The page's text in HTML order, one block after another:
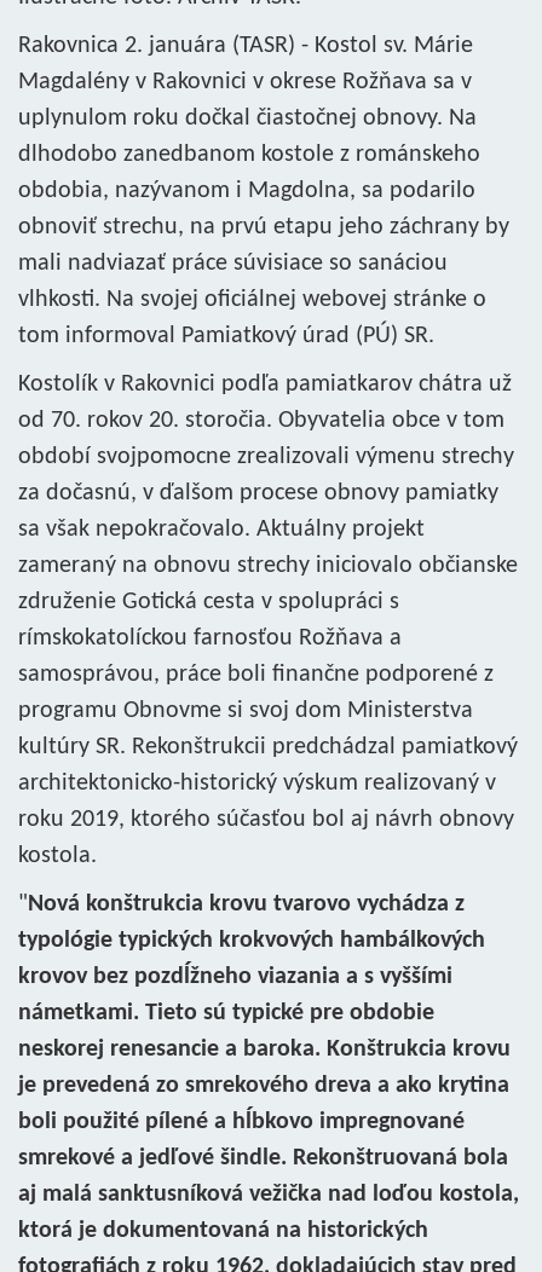
Rakovnica 2. januára (TASR) - Kostol sv. Márie
Magdalény v Rakovnici v okrese Rožňava sa v
uplynulom roku dočkal čiastočnej obnovy. Na
dlhodobo zanedbanom kostole z románskeho
obdobia, nazývanom i Magdolna, sa podarilo
obnoviť strechu, na prvú etapu jeho záchrany by
mali nadviazať práce súvisiace so sanáciou
vlhkosti. Na svojej oficiálnej webovej stránke o
tom informoval Pamiatkový úrad (PÚ) SR.
Kostolík v Rakovnici podľa pamiatkarov chátra už
od 70. rokov 20. storočia. Obyvatelia obce v tom
období svojpomocne zrealizovali výmenu strechy
za dočasnú, v ďalšom procese obnovy pamiatky
sa však nepokračovalo. Aktuálny projekt
zameraný na obnovu strechy iniciovalo občianske
združenie Gotická cesta v spolupráci s
rímskokatolíckou farnosťou Rožňava a
samosprávou, práce boli finančne podporené z
programu Obnovme si svoj dom Ministerstva
kultúry SR. Rekonštrukcii predchádzal pamiatkový
architektonicko-historický výskum realizovaný v
roku 2019, ktorého súčasťou bol aj návrh obnovy
kostola.
"Nová konštrukcia krovu tvarovo vychádza z
typológie typických krokvových hambálkových
krovov bez pozdĺžneho viazania a s vyššími
námetkami. Tieto sú typické pre obdobie
neskorej renesancie a baroka. Konštrukcia krovu
je prevedená zo smrekového dreva a ako krytina
boli použité pílené a hĺbkovo impregnované
smrekové a jedľové šindle. Rekonštruovaná bola
aj malá sanktusníková vežička nad loďou kostola,
ktorá je dokumentovaná na historických
fotografiách z roku 1962, dokladajúcich stav pred